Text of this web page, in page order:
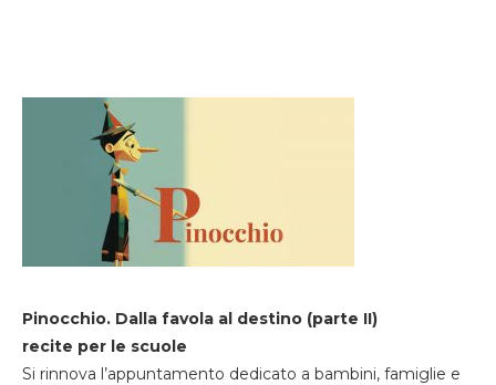
Pinocchio. Dalla favola al destino (parte II)
recite per le scuole
Si rinnova l’appuntamento dedicato a bambini, famiglie e